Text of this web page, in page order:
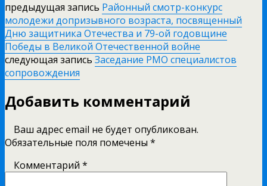
предыдущая запись Районный смотр-конкурс
молодежи допризывного возраста, посвященный
Дню защитника Отечества и 79-ой годовщине
Победы в Великой Отечественной войне
следующая запись Заседание РМО специалистов
сопровождения
Добавить комментарий
Ваш адрес email не будет опубликован.
Обязательные поля помечены *
Комментарий *